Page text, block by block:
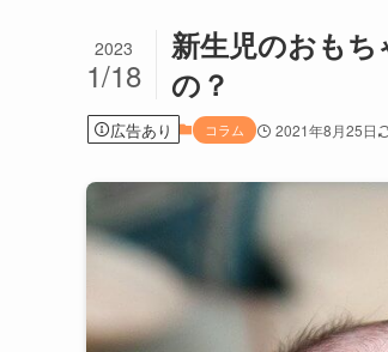
新生児のおも
の？
2023
1/18
広告あり コラム 2021年8月25日